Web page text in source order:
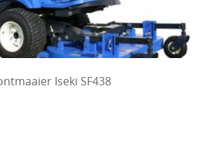
Iseki SF438